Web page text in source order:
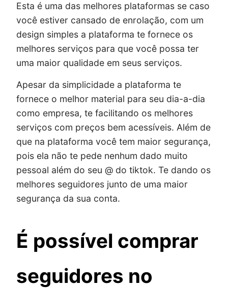
Esta é uma das melhores plataformas se caso
você estiver cansado de enrolação, com um
design simples a plataforma te fornece os
melhores serviços para que você possa ter
uma maior qualidade em seus serviços.
Apesar da simplicidade a plataforma te
fornece o melhor material para seu dia-a-dia
como empresa, te facilitando os melhores
serviços com preços bem acessíveis. Além de
que na plataforma você tem maior segurança,
pois ela não te pede nenhum dado muito
pessoal além do seu @ do tiktok. Te dando os
melhores seguidores junto de uma maior
segurança da sua conta.
É possível comprar
seguidores no